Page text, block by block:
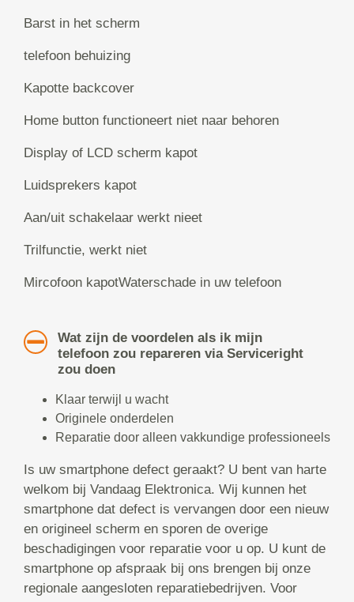
Barst in het scherm
telefoon behuizing
Kapotte backcover
Home button functioneert niet naar behoren
Display of LCD scherm kapot
Luidsprekers kapot
Aan/uit schakelaar werkt nieet
Trilfunctie, werkt niet
Mircofoon kapotWaterschade in uw telefoon
Wat zijn de voordelen als ik mijn
telefoon zou repareren via Serviceright
zou doen
Klaar terwijl u wacht
Originele onderdelen
Reparatie door alleen vakkundige professioneels
Is uw smartphone defect geraakt? U bent van harte
welkom bij Vandaag Elektronica. Wij kunnen het
smartphone dat defect is vervangen door een nieuw
en origineel scherm en sporen de overige
beschadigingen voor reparatie voor u op. U kunt de
smartphone op afspraak bij ons brengen bij onze
regionale aangesloten reparatiebedrijven. Voor